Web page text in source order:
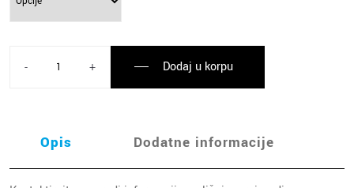
- + Dodaj u korpu
Opis Dodatne informacije